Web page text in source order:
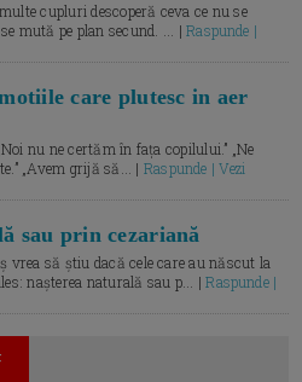
cupluri descoperă ceva ce nu se
mută pe plan secund. ... |Raspunde |
care plutesc in aer
nu ne certăm în fața copilului.” „Ne
„Avem grijă să... | Raspunde | Vezi
sau prin cezariană
vrea să știu dacă cele care au născut la
nașterea naturală sau p... |Raspunde |